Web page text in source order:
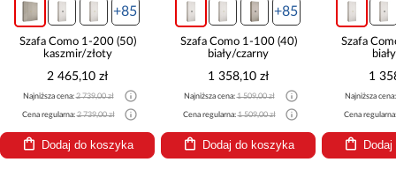
+85
Szafa Como 1-200 (50)
kaszmir/złoty
2 465,10 zł
Najniższa cena:2 739,00 zł
Cena regularna:2 739,00 zł
Dodaj do koszyka
+85
Szafa Como 1-100 (40)
biały/czarny
1 358,10 zł
Najniższa cena:1 509,00 zł
Cena regularna:1 509,00 zł
Dodaj do koszyka
Szafa
1
Najniższa
Cena